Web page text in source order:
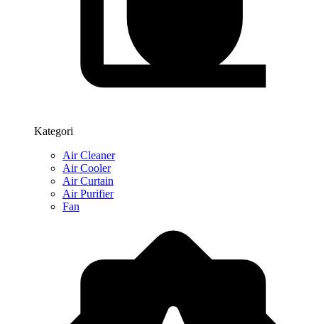
Kategori
Air Cleaner
Air Cooler
Air Curtain
Air Purifier
Fan